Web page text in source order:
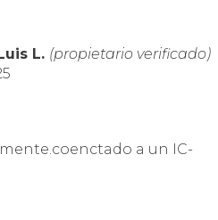
L. (propietario verificado)
a un IC-